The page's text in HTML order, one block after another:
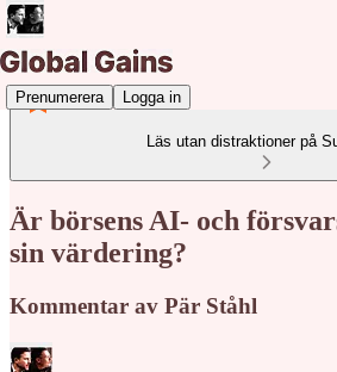
Prenumerera Logga in
Läs utan distraktioner på
Är börsens AI- och
sin värdering?
Kommentar av Pär Ståhl